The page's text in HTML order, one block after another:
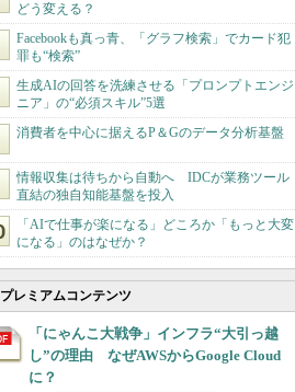
どう変える？
Facebookも真っ青、「グラフ検索」でカード犯
罪も“検索”
生成AIの回答を洗練させる「プロンプトエンジ
ニア」の“必須スキル”5選
消費者を中心に据えるP＆Gのデータ分析基盤
情報収集は待ちから自動へ IDCが業務ツール
直結の独自知能基盤を投入
「AIで仕事が楽になる」どころか「もっと大変
になる」のはなぜか？
プレミアムコンテンツ
「にゃんこ大戦争」インフラ“大引っ越
し”の理由 なぜAWSからGoogle Cloud
に？